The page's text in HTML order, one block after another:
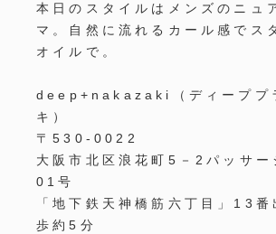
本日のスタイルはメンズのニュ
マ。自然に流れるカール感でス
オイルで。
deep+nakazaki（ディーププ
キ）
〒530-0022
大阪市北区浪花町5－2パッサー
01号
「地下鉄天神橋筋六丁目」13番
歩約5分